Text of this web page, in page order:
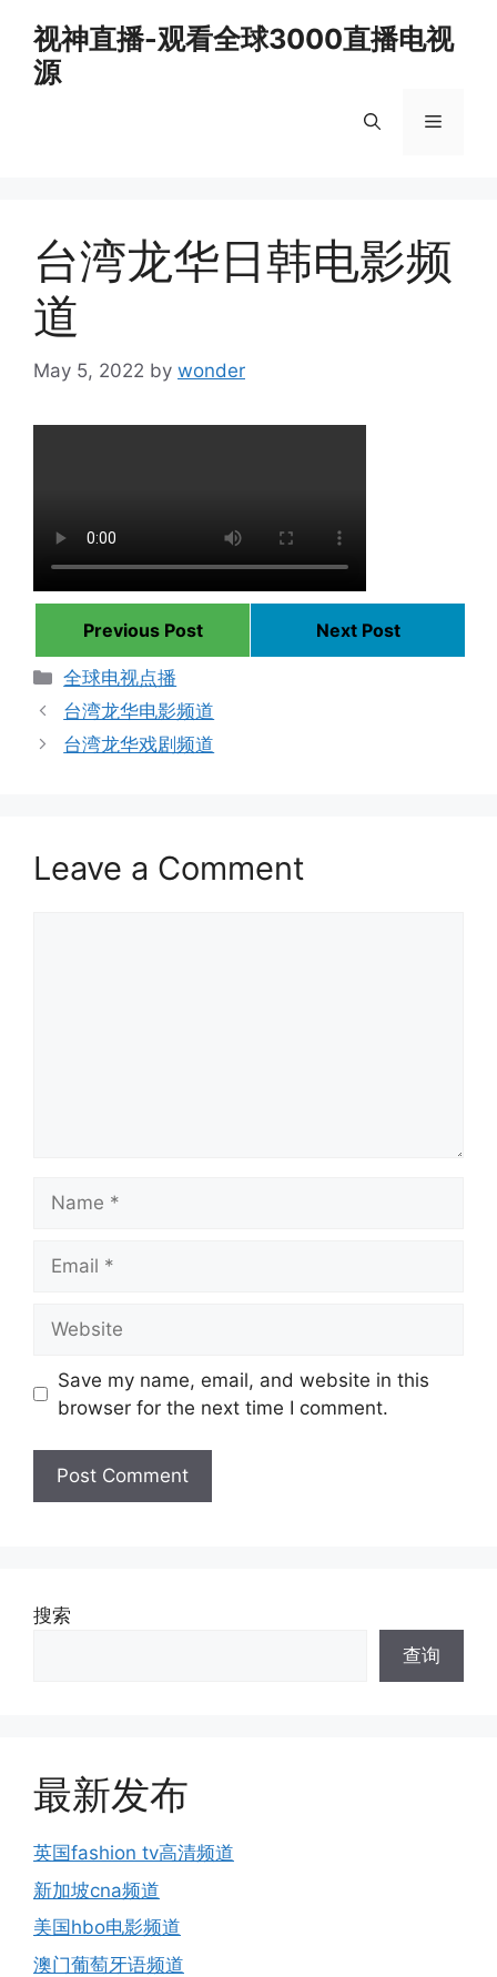
content
视神直播-观看全球3000直播电视
源
Menu
台湾龙华日韩电影频
道
May 5, 2022 by wonder
Previous Post
Next Post
Categories
全球电视点播
台湾龙华电影频道
台湾龙华戏剧频道
Leave a Comment
Save my name, email, and website in this
browser for the next time I comment.
搜索
查询
最新发布
英国fashion tv高清频道
新加坡cna频道
美国hbo电影频道
澳门葡萄牙语频道